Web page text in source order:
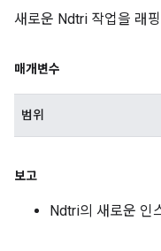
새로운 Ndtri 작업을 래
매개변수
범위
보고
Ndtri의 새로운 인